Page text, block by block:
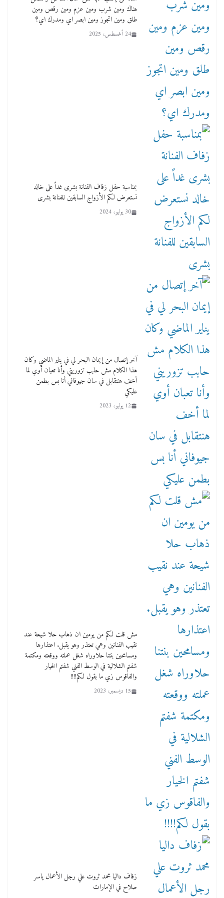
هناك ومين شرب ومين عزم ومين رقص ومين
طلق ومين اتجوز ومين ابصر اي ومدرك اي؟
24 أغسطس، 2025
بمناسبة حفل زفاف الفنانة بشرى غداً على خالد
نستعرض لكم الأزواج السابقين للفنانة بشرى
30 يوليو، 2024
آخر إتصال من إيمان البحر لي في يناير الماضي وكان
هذا الكلام مش حابب تزوريني وأنا تعبان أوي لما
أخف هنتقابل في سان جيوفاني أنا بس بطمن
عليكي
12 يوليو، 2023
مش قلت لكم من يومين ان ذهاب حلا شيحة عند
نقيب الفنانين وهي تعتذر وهو يقبل. اعتذارها
ومسامحين بنتنا حلاوراه شغل عملته ووقعته ومكتمة
شفتم الشلالية في الوسط الفني شفتم الخيار
والفاقوس زي ما بقول لكم!!!!
15 ديسمبر، 2023
زفاف داليا محمد ثروت علي رجل الأعمال ياسر
صلاح في الإمارات